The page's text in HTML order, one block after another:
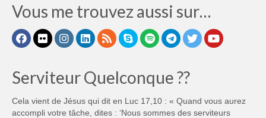
Vous me trouvez aussi sur…
Serviteur Quelconque ??
Cela vient de Jésus qui dit en Luc 17,10 : « Quand vous aurez
accompli votre tâche, dites : ‘Nous sommes des serviteurs